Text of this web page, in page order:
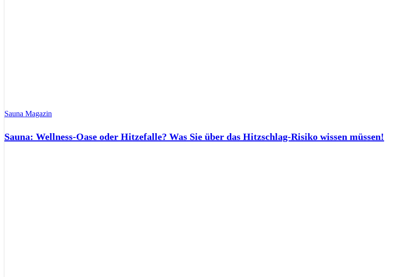
Sauna Magazin
Sauna: Wellness-Oase oder Hitzefalle? Was Sie über das Hitzschlag-Risiko wissen müssen!